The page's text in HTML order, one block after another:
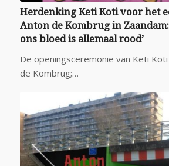
Herdenking Keti Koti voor het
Anton de Kombrug in
ons bloed is allemaal rood’
De openingsceremonie van Keti
de Kombrug;…